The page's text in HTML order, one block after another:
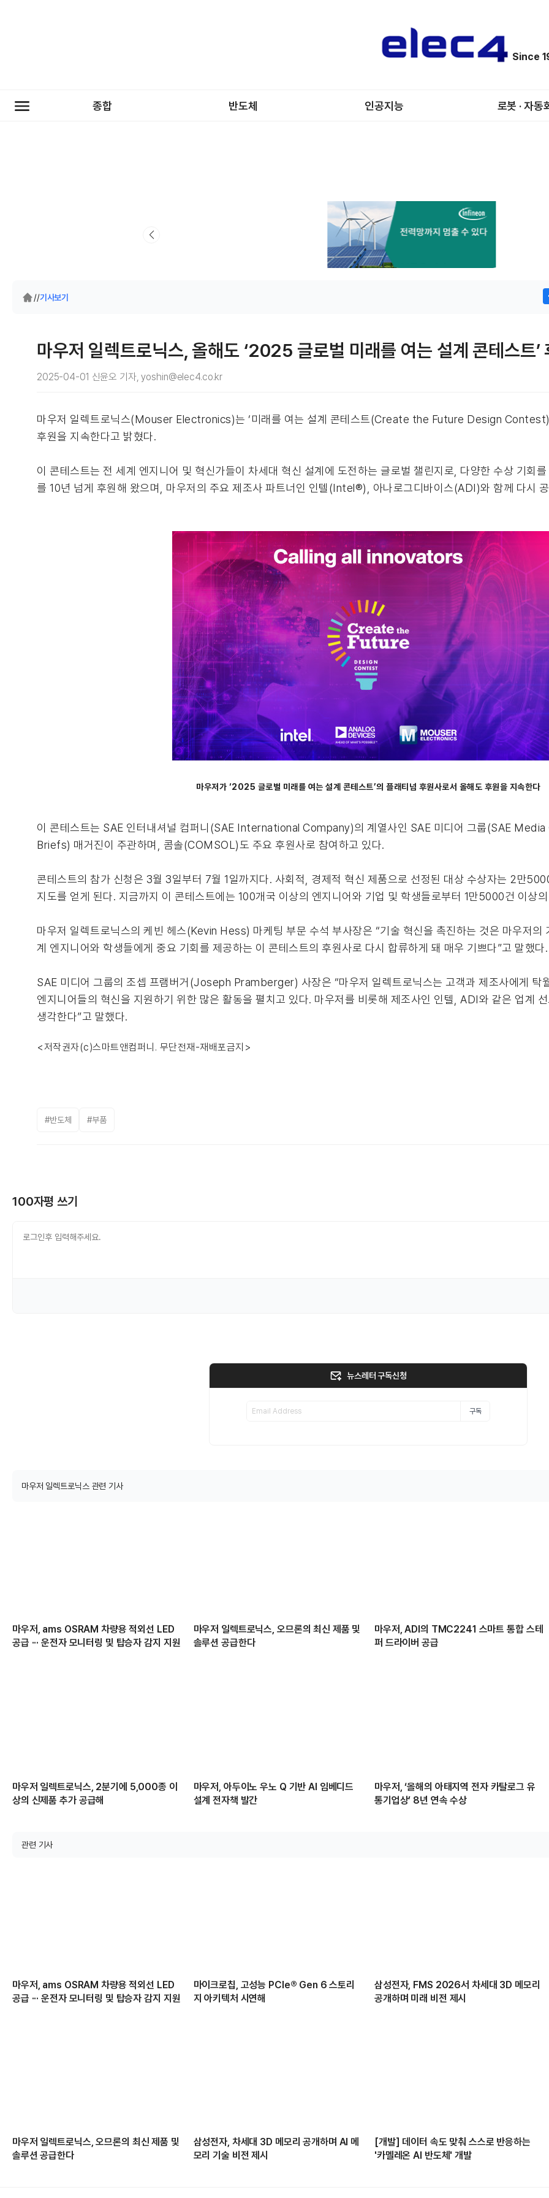
Since
종합 반도체 인공지능 로봇 · 자동
//기사보기
마우저 일렉트로닉스, 올해도 ‘2025 글로벌 미래를 여는 설계 콘테스트’
2025-04-01 신윤오 기자, yoshin@elec4.co.kr
마우저 일렉트로닉스(Mouser Electronics)는 ‘미래를 여는 설계 콘테스트(Create the Future Design
후원을 지속한다고 밝혔다.
이 콘테스트는 전 세계 엔지니어 및 혁신가들이 차세대 혁신 설계에 도전하는 글로벌 챌린지로, 다양한 수상 기회
를 10년 넘게 후원해 왔으며, 마우저의 주요 제조사 파트너인 인텔(Intel®), 아나로그디바이스(ADI)와 함께 다시
마우저가 ‘2025 글로벌 미래를 여는 설계 콘테스트’의 플래티넘 후원사로서 올해도 후원을 지속한다
이 콘테스트는 SAE 인터내셔널 컴퍼니(SAE International Company)의 계열사인 SAE 미디어 그룹(SAE
Briefs) 매거진이 주관하며, 콤솔(COMSOL)도 주요 후원사로 참여하고 있다.
콘테스트의 참가 신청은 3월 3일부터 7월 1일까지다. 사회적, 경제적 혁신 제품으로 선정된 대상 수상자는 2만
지도를 얻게 된다. 지금까지 이 콘테스트에는 100개국 이상의 엔지니어와 기업 및 학생들로부터 1만5000건 이상
마우저 일렉트로닉스의 케빈 헤스(Kevin Hess) 마케팅 부문 수석 부사장은 “기술 혁신을 촉진하는 것은 마우저의
계 엔지니어와 학생들에게 중요 기회를 제공하는 이 콘테스트의 후원사로 다시 합류하게 돼 매우 기쁘다”고 말했다.
SAE 미디어 그룹의 조셉 프램버거(Joseph Pramberger) 사장은 “마우저 일렉트로닉스는 고객과 제조사에게 탁
엔지니어들의 혁신을 지원하기 위한 많은 활동을 펼치고 있다. 마우저를 비롯해 제조사인 인텔, ADI와 같은 업계
생각한다”고 말했다.
<저작권자(c)스마트앤컴퍼니. 무단전재-재배포금지>
#반도체 #부품
100자평 쓰기
뉴스레터 구독신청
구독
마우저 일렉트로닉스 관련 기사
마우저, ams OSRAM 차량용 적외선 LED
공급 ··· 운전자 모니터링 및 탑승자 감지 지원
마우저 일렉트로닉스, 오므론의 최신 제품 및
솔루션 공급한다
마우저, ADI의 TMC2241 스마트 통합 스테
퍼 드라이버 공급
마우저 일렉트로닉스, 2분기에 5,000종 이
상의 신제품 추가 공급해
마우저, 아두이노 우노 Q 기반 AI 임베디드
설계 전자책 발간
마우저, ‘올해의 아태지역 전자 카탈로그 유
통기업상’ 8년 연속 수상
관련 기사
마우저, ams OSRAM 차량용 적외선 LED
공급 ··· 운전자 모니터링 및 탑승자 감지 지원
마이크로칩, 고성능 PCIe® Gen 6 스토리
지 아키텍처 시연해
삼성전자, FMS 2026서 차세대 3D 메모리
공개하며 미래 비전 제시
마우저 일렉트로닉스, 오므론의 최신 제품 및
솔루션 공급한다
삼성전자, 차세대 3D 메모리 공개하며 AI 메
모리 기술 비전 제시
[개발] 데이터 속도 맞춰 스스로 반응하는
'카멜레온 AI 반도체' 개발